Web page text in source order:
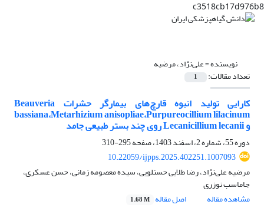
c3518cb17d976b8
نویسنده =علی‌نژاد، مرضیه
تعداد مقالات: 1
کارایی تولید انبوه قارچ‌های بیمارگر حشرات Beauveria
bassiana،Metarhizium anisopliae،Purpureocillium lilacinum
و Lecanicillium lecanii روی چند بستر طبیعی جامد
دوره 55، شماره 2، اسفند 1403، صفحه
295-310
10.22059/ijpps.2025.402251.1007093
مرضیه علی‌نژاد، رضا طلایی حسنلویی، سیده معصومه زمانی، حسن عسکری،
جاماسب نوزری
مشاهده مقاله
اصل مقاله 1.68 M